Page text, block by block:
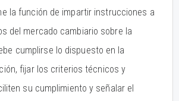
la función de impartir instrucciones a
del mercado cambiario sobre la
cumplirse lo dispuesto en la
fijar los criterios técnicos y
su cumplimiento y señalar el